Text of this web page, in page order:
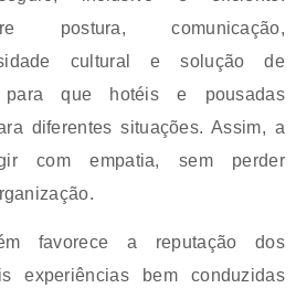
postura, comunicação,
cultural e solução de
para que hotéis e pousadas
diferentes situações. Assim, a
com empatia, sem perder
favorece a reputação dos
experiências bem conduzidas